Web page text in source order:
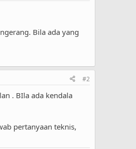
Bila ada yang
#2
. BIla ada kendala
pertanyaan teknis,